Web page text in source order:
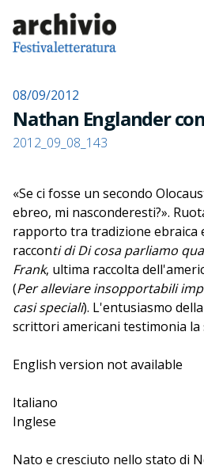
08/09/2012
Nathan Englander
2012_09_08_143
«Se ci fosse un secondo
ebreo, mi nasconderesti?».
rapporto tra tradizione ebraica
racconti di Di cosa parliamo
Frank, ultima raccolta
(Per alleviare insopportabili
casi speciali). L'entusiasmo
scrittori americani testimonia
Carver, riuscendo ad
L'evento 143 ha subito
svolgimento era previsto
English version not available
Italiano
Inglese
Nato e cresciuto nello stato di